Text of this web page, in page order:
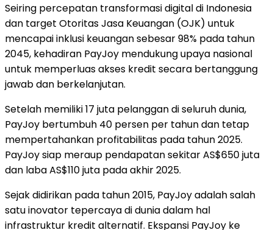
Seiring percepatan transformasi digital di Indonesia
dan target Otoritas Jasa Keuangan (OJK) untuk
mencapai inklusi keuangan sebesar 98% pada tahun
2045, kehadiran PayJoy mendukung upaya nasional
untuk memperluas akses kredit secara bertanggung
jawab dan berkelanjutan.
Setelah memiliki 17 juta pelanggan di seluruh dunia,
PayJoy bertumbuh 40 persen per tahun dan tetap
mempertahankan profitabilitas pada tahun 2025.
PayJoy siap meraup pendapatan sekitar AS$650 juta
dan laba AS$110 juta pada akhir 2025.
Sejak didirikan pada tahun 2015, PayJoy adalah salah
satu inovator tepercaya di dunia dalam hal
infrastruktur kredit alternatif. Ekspansi PayJoy ke